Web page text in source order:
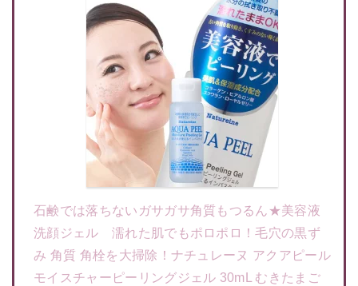
石鹸では落ちないガサガサ角質もつるん★美容液
洗顔ジェル 濡れた肌でもポロポロ！毛穴の黒ず
み 角質 角栓を大掃除！ナチュレーヌ アクアピール
モイスチャーピーリングジェル 30mL むきたまご